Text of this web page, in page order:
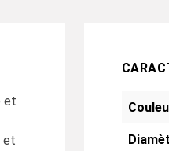
et
et